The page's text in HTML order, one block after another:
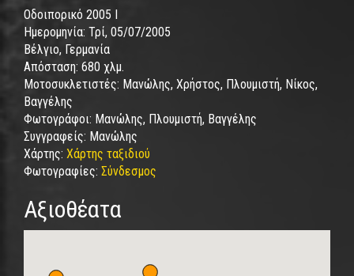
Οδοιπορικό 2005 I
Ημερομηνία: Τρί, 05/07/2005
Βέλγιο, Γερμανία
Απόσταση: 680 χλμ.
Μοτοσυκλετιστές: Μανώλης, Χρήστος, Πλουμιστή, Νίκος,
Βαγγέλης
Φωτογράφοι: Μανώλης, Πλουμιστή, Βαγγέλης
Συγγραφείς: Μανώλης
Χάρτης: Χάρτης ταξιδιού
Φωτογραφίες: Σύνδεσμος
Αξιοθέατα